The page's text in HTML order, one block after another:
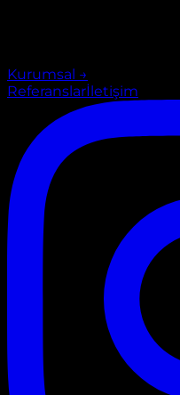
Kurumsal →
Referanslarİletişim